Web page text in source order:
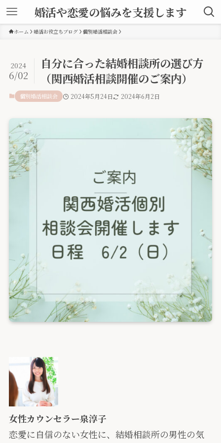
婚活や恋愛の悩みを支援します
ホーム 婚活お役立ちブログ 個別婚活相談会
自分に合った結婚相談所の選び方
（関西婚活相談開催のご案内）
2024
6/02
個別婚活相談会 2024年5月24日 2024年6月2日
女性カウンセラー泉淳子
恋愛に自信のない女性に、 結婚相談所の男性の気